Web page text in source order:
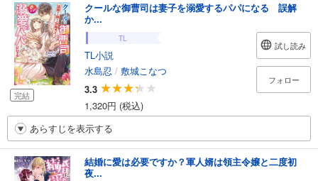
完結
クールな御曹司は妻子を溺愛するパパになる 誤解
か...
TL
TL小説
水島忍 / 敷城こなつ
3.3
1,320円 (税込)
試し読み
フォロー
あらすじを表示する
結婚に愛は必要ですか？軍人婿は領主令嬢と二度初
夜...